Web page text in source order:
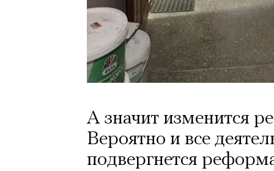
А значит изменится
Вероятно и все
подвергнется